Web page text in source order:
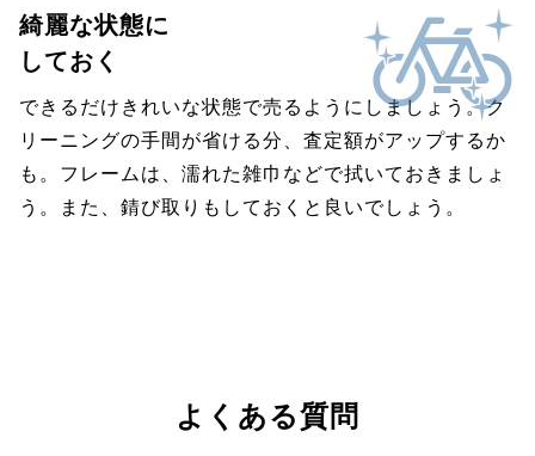
綺麗な状態に
しておく
できるだけきれいな状態で売るようにしましょう。ク
リーニングの手間が省ける分、査定額がアップするか
も。フレームは、濡れた雑巾などで拭いておきましょ
う。また、錆び取りもしておくと良いでしょう。
よくある質問